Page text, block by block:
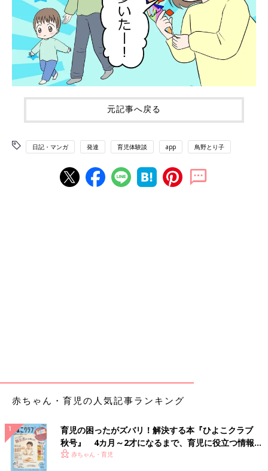
元記事へ戻る
日記・マンガ 発達 育児体験談 app 鳥野とり子
赤ちゃん・育児の人気記事ランキング
育児の困ったがズバリ！解決する本『ひよこクラブ
秋号』 4カ月～2才になるまで、育児に役立つ情報が
いっぱい！
赤ちゃん・育児